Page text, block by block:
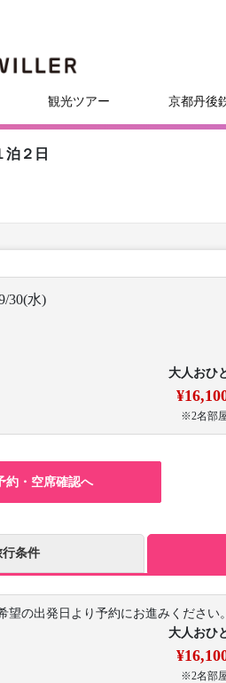
観光ツアー 京都丹後
２日
30(水)
大人おひ
※2名部
約・空席確認へ
行条件
望の出発日より予約にお進みください。
大人おひ
※2名部